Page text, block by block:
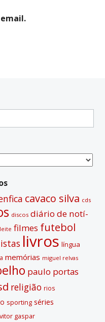
cavaco silva cds
discos diário de notí­
filmes futebol
livros lí­ngua
memórias miguel relvas
paulo portas
religião rios
sporting séries
vitor gaspar